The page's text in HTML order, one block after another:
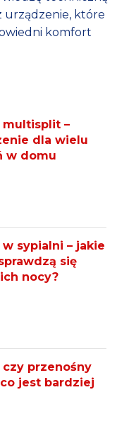
urządzenie, które
komfort
multisplit –
dla wielu
w domu
sypialni – jakie
się
nocy?
przenośny
jest bardziej